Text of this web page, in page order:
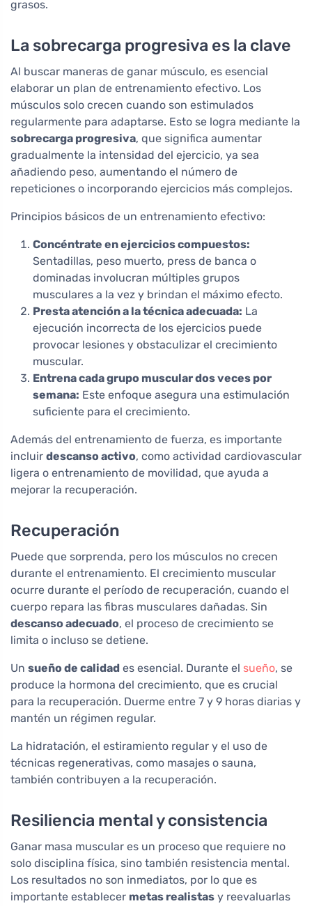
grasos.
La sobrecarga progresiva es la clave
Al buscar maneras de ganar músculo, es esencial
elaborar un plan de entrenamiento efectivo. Los
músculos solo crecen cuando son estimulados
regularmente para adaptarse. Esto se logra mediante la
sobrecarga progresiva, que significa aumentar
gradualmente la intensidad del ejercicio, ya sea
añadiendo peso, aumentando el número de
repeticiones o incorporando ejercicios más complejos.
Principios básicos de un entrenamiento efectivo:
Concéntrate en ejercicios compuestos:
Sentadillas, peso muerto, press de banca o
dominadas involucran múltiples grupos
musculares a la vez y brindan el máximo efecto.
Presta atención a la técnica adecuada: La
ejecución incorrecta de los ejercicios puede
provocar lesiones y obstaculizar el crecimiento
muscular.
Entrena cada grupo muscular dos veces por
semana: Este enfoque asegura una estimulación
suficiente para el crecimiento.
Además del entrenamiento de fuerza, es importante
incluir descanso activo, como actividad cardiovascular
ligera o entrenamiento de movilidad, que ayuda a
mejorar la recuperación.
Recuperación
Puede que sorprenda, pero los músculos no crecen
durante el entrenamiento. El crecimiento muscular
ocurre durante el período de recuperación, cuando el
cuerpo repara las fibras musculares dañadas. Sin
descanso adecuado, el proceso de crecimiento se
limita o incluso se detiene.
Un sueño de calidad es esencial. Durante el sueño, se
produce la hormona del crecimiento, que es crucial
para la recuperación. Duerme entre 7 y 9 horas diarias y
mantén un régimen regular.
La hidratación, el estiramiento regular y el uso de
técnicas regenerativas, como masajes o sauna,
también contribuyen a la recuperación.
Resiliencia mental y consistencia
Ganar masa muscular es un proceso que requiere no
solo disciplina física, sino también resistencia mental.
Los resultados no son inmediatos, por lo que es
importante establecer metas realistas y reevaluarlas